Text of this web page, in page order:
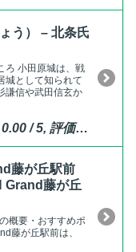
う） – 北条氏
ろ 小田原城は、戦
城として知られて
謙信や武田信玄か
0.00/ 5, 評価済
藤が丘駅前
Grand藤が丘
概要・おすすめポ
藤が丘駅前は、